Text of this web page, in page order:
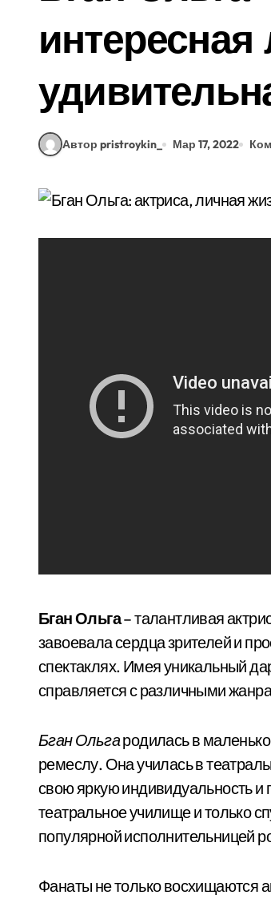
Автор pristroykin_ Мар 17, 2022
Бган Ольга– талантливая
завоевала сердца зрителей и
спектаклях. Имея уникальный
справляется с различными
Бган Ольгародилась в
ремеслу. Она училась в
свою яркую индивидуальность
театральное училище и только
популярной исполнительницей
Фанаты не только восхищаются